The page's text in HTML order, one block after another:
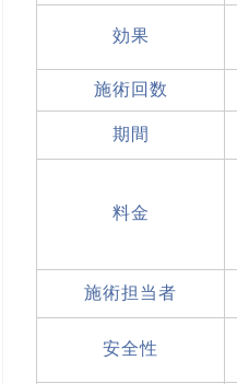
効果
施術回数
期間
料金
施術担当者
安全性